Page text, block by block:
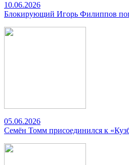
10.06.2026
Блокирующий Игорь Филиппов
05.06.2026
Семён Томм присоединился к